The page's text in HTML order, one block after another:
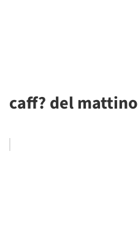
caff? del mattino